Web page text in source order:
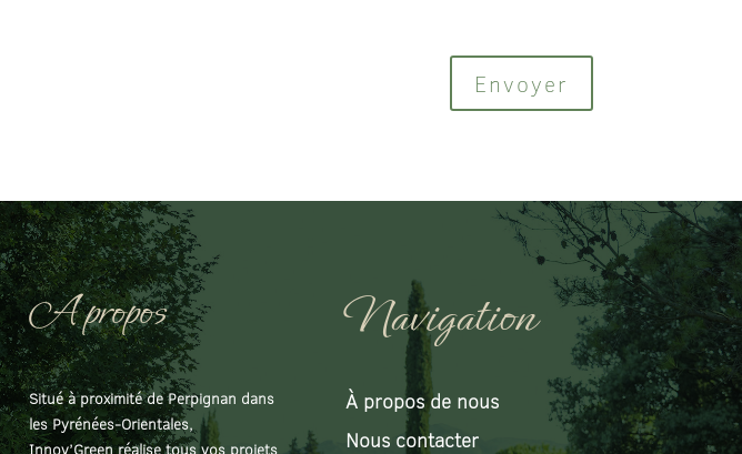
Envoyer
A propos
Situé à proximité de Perpignan dans
les Pyrénées-Orientales,
Navigation
À propos de nous
Nous contacter